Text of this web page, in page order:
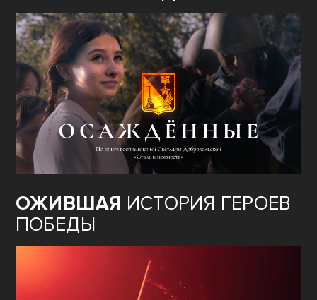
ОЖИВШАЯ ИСТОРИЯ ГЕРОЕВ
ПОБЕДЫ